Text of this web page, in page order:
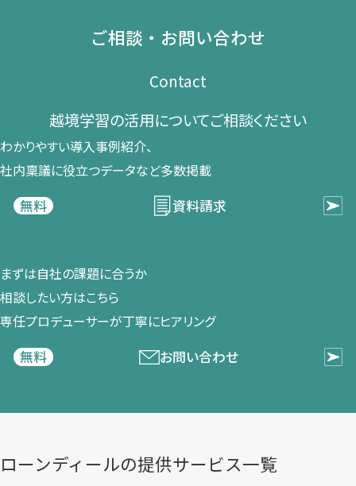
ご相談・お問い合わせ
Contact
越境学習の​活用に​ついて​ご相談ください​
わかりやすい導入事例紹介、​
社内稟議に​役立つデータなど​多数掲載
無料
資料請求
まずは​自社の​課題に​合うか​
相談したい方は​こちら
専任プロデューサーが​丁寧に​ヒアリング
無料
お問い合わせ
ローンディールの​提供サービス一覧